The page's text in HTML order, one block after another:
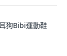
狗Bibi運動鞋